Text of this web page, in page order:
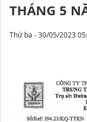
THÁNG 5
Thứ ba - 30/05/2023